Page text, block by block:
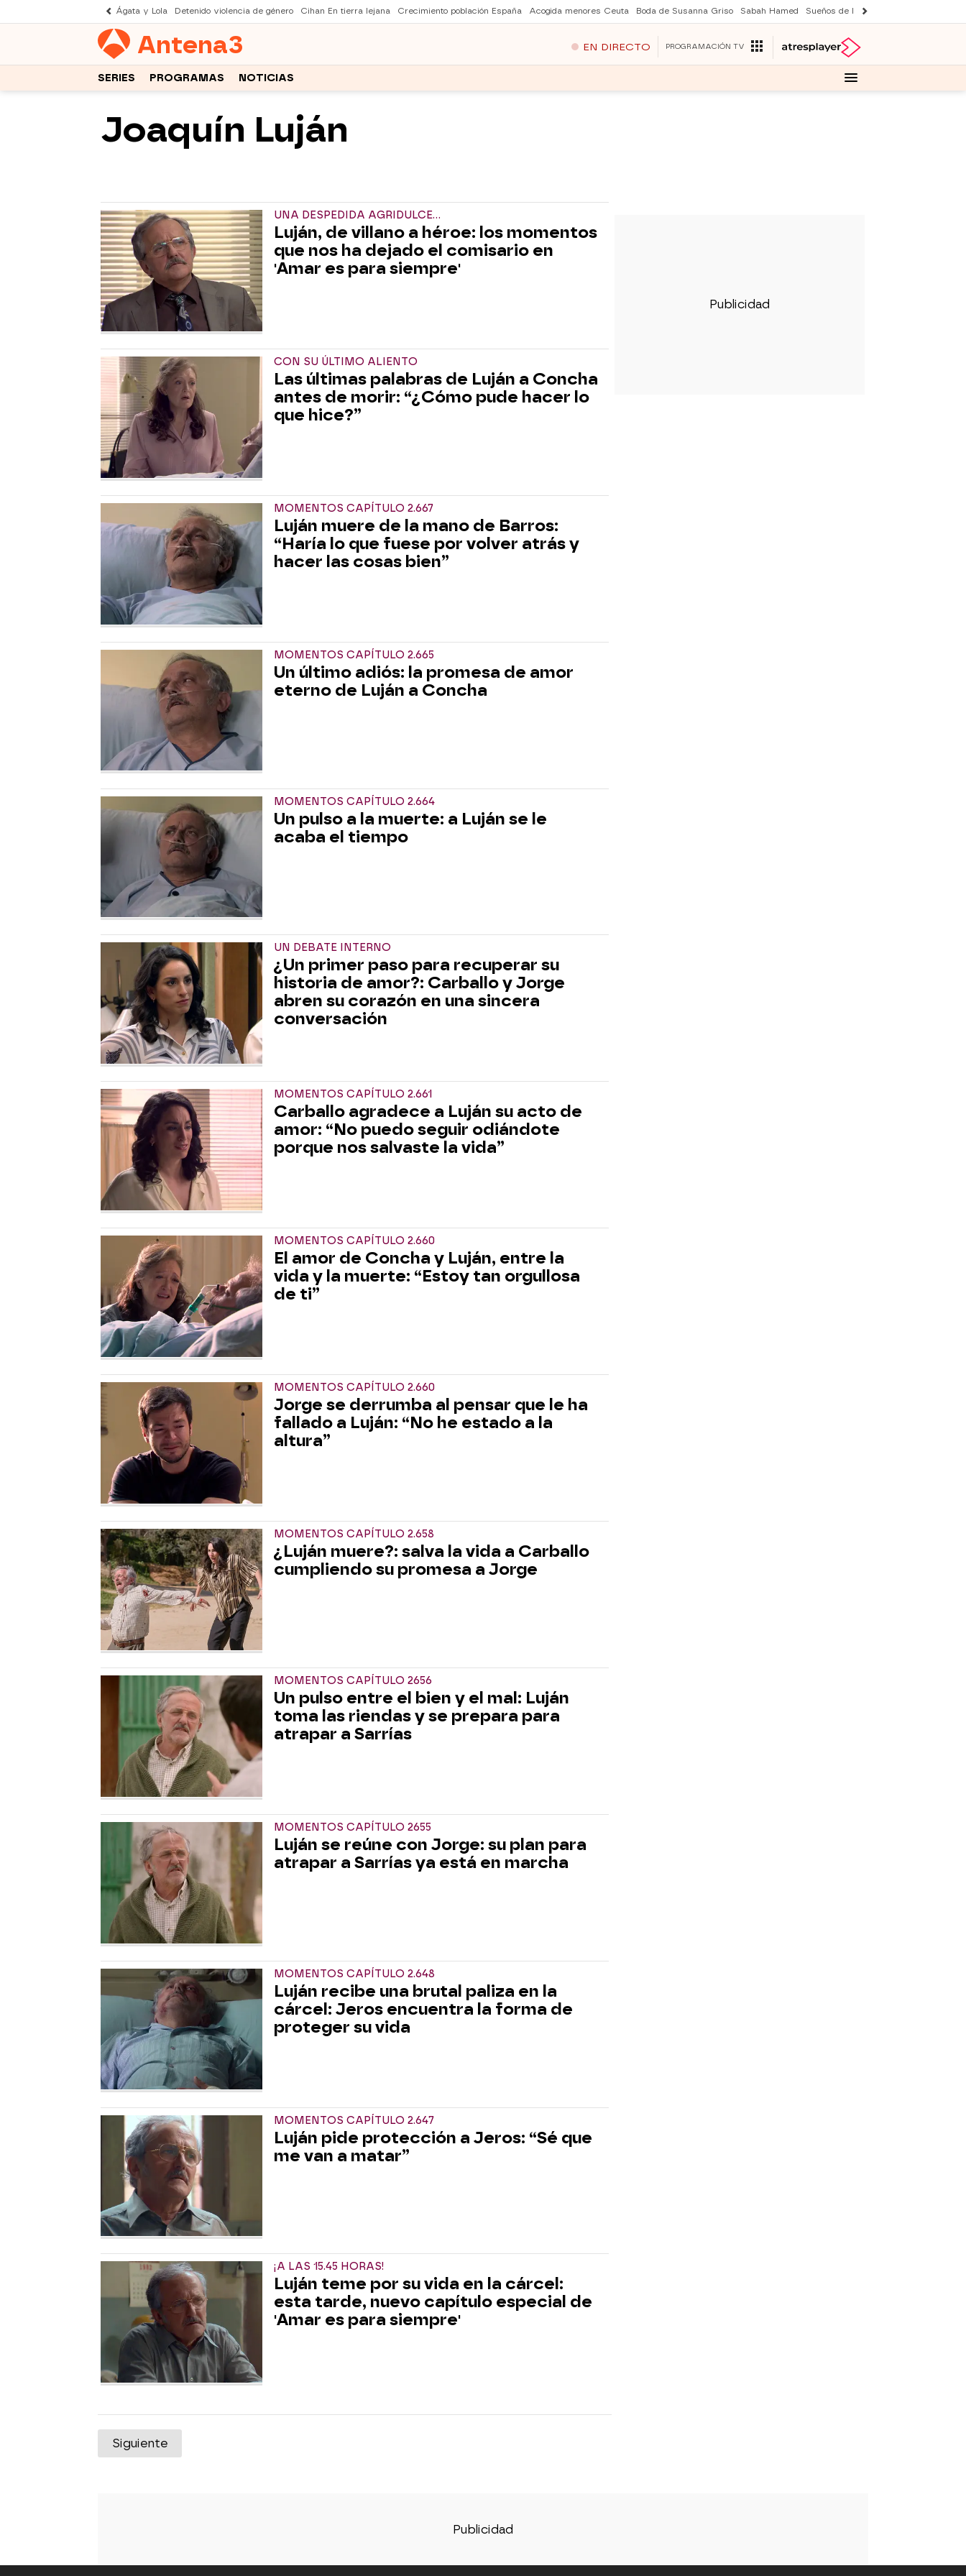
Ágata y Lola Detenido violencia de género Cihan En tierra lejana Crecimiento población España Acogida menores Ceuta Boda de Susanna Griso Sabah Hamed Sueños de libertad
Antena3 EN DIRECTO PROGRAMACIÓN TV
SERIES PROGRAMAS NOTICIAS
Joaquín Luján
UNA DESPEDIDA AGRIDULCE...
Luján, de villano a héroe: los momentos
que nos ha dejado el comisario en
'Amar es para siempre'
CON SU ÚLTIMO ALIENTO
Las últimas palabras de Luján a Concha
antes de morir: “¿Cómo pude hacer lo
que hice?”
MOMENTOS CAPÍTULO 2.667
Luján muere de la mano de Barros:
“Haría lo que fuese por volver atrás y
hacer las cosas bien”
MOMENTOS CAPÍTULO 2.665
Un último adiós: la promesa de amor
eterno de Luján a Concha
MOMENTOS CAPÍTULO 2.664
Un pulso a la muerte: a Luján se le
acaba el tiempo
UN DEBATE INTERNO
¿Un primer paso para recuperar su
historia de amor?: Carballo y Jorge
abren su corazón en una sincera
conversación
MOMENTOS CAPÍTULO 2.661
Carballo agradece a Luján su acto de
amor: “No puedo seguir odiándote
porque nos salvaste la vida”
MOMENTOS CAPÍTULO 2.660
El amor de Concha y Luján, entre la
vida y la muerte: “Estoy tan orgullosa
de ti”
MOMENTOS CAPÍTULO 2.660
Jorge se derrumba al pensar que le ha
fallado a Luján: “No he estado a la
altura”
MOMENTOS CAPÍTULO 2.658
¿Luján muere?: salva la vida a Carballo
cumpliendo su promesa a Jorge
MOMENTOS CAPÍTULO 2656
Un pulso entre el bien y el mal: Luján
toma las riendas y se prepara para
atrapar a Sarrías
MOMENTOS CAPÍTULO 2655
Luján se reúne con Jorge: su plan para
atrapar a Sarrías ya está en marcha
MOMENTOS CAPÍTULO 2.648
Luján recibe una brutal paliza en la
cárcel: Jeros encuentra la forma de
proteger su vida
MOMENTOS CAPÍTULO 2.647
Luján pide protección a Jeros: “Sé que
me van a matar”
¡A LAS 15.45 HORAS!
Luján teme por su vida en la cárcel:
esta tarde, nuevo capítulo especial de
'Amar es para siempre'
Siguiente